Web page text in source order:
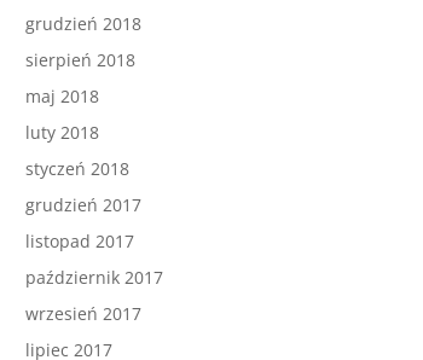
grudzień 2018
sierpień 2018
maj 2018
luty 2018
styczeń 2018
grudzień 2017
listopad 2017
październik 2017
wrzesień 2017
lipiec 2017